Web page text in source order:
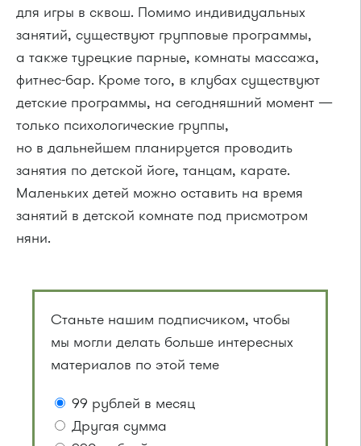
для игры в сквош. Помимо индивидуальных
занятий, существуют групповые программы,
а также турецкие парные, комнаты массажа,
фитнес-бар. Кроме того, в клубах существуют
детские программы, на сегодняшний момент —
только психологические группы,
но в дальнейшем планируется проводить
занятия по детской йоге, танцам, карате.
Маленьких детей можно оставить на время
занятий в детской комнате под присмотром
няни.
Станьте нашим подписчиком, чтобы
мы могли делать больше интересных
материалов по этой теме
99 рублей в месяц
Другая сумма